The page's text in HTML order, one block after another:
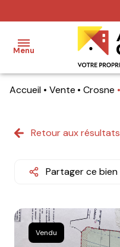
Menu
Ventes
Notre
Nos
metiers
Accueil Vente Crosne
Retour aux résultats
Partager ce bien
Vendu